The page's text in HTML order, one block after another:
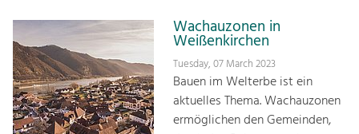
Wachauzonen in
Weißenkirchen
Tuesday, 07 March 2023
Bauen im Welterbe ist ein
aktuelles Thema. Wachauzonen
ermöglichen den Gemeinden,